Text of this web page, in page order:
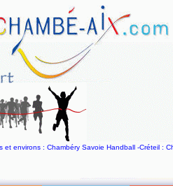
et environs : Chambéry Savoie Handball -Créteil :